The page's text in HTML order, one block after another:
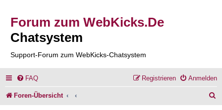
Forum zum WebKicks.De
Chatsystem
Support-Forum zum WebKicks-Chatsystem
FAQ Anmelden
Registrieren
Foren-Übersicht